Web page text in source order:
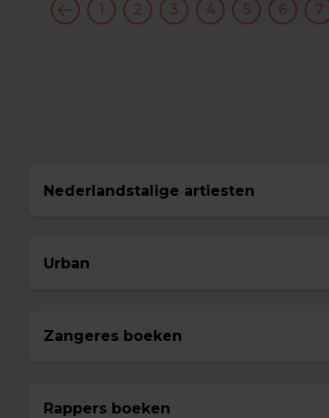
1 2 3 4 5 6 7
Nederlandstalige artiesten
Urban
Zangeres boeken
Rappers boeken